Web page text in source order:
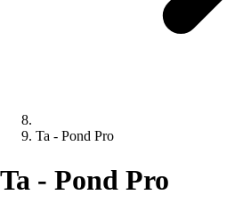
Ta - Pond Pro
Ta - Pond Pro